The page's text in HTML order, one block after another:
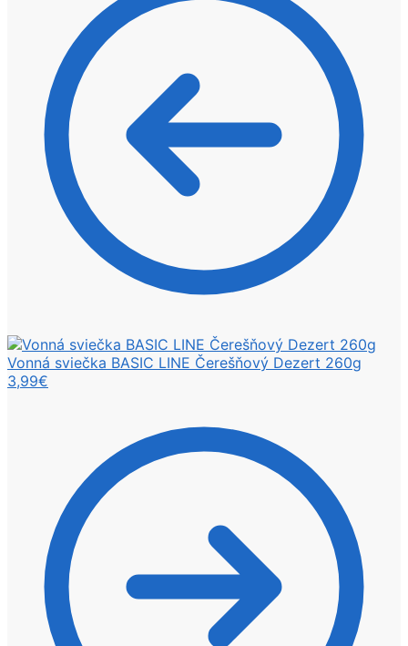
Vonná sviečka BASIC LINE Čerešňový Dezert 260g
3,99€